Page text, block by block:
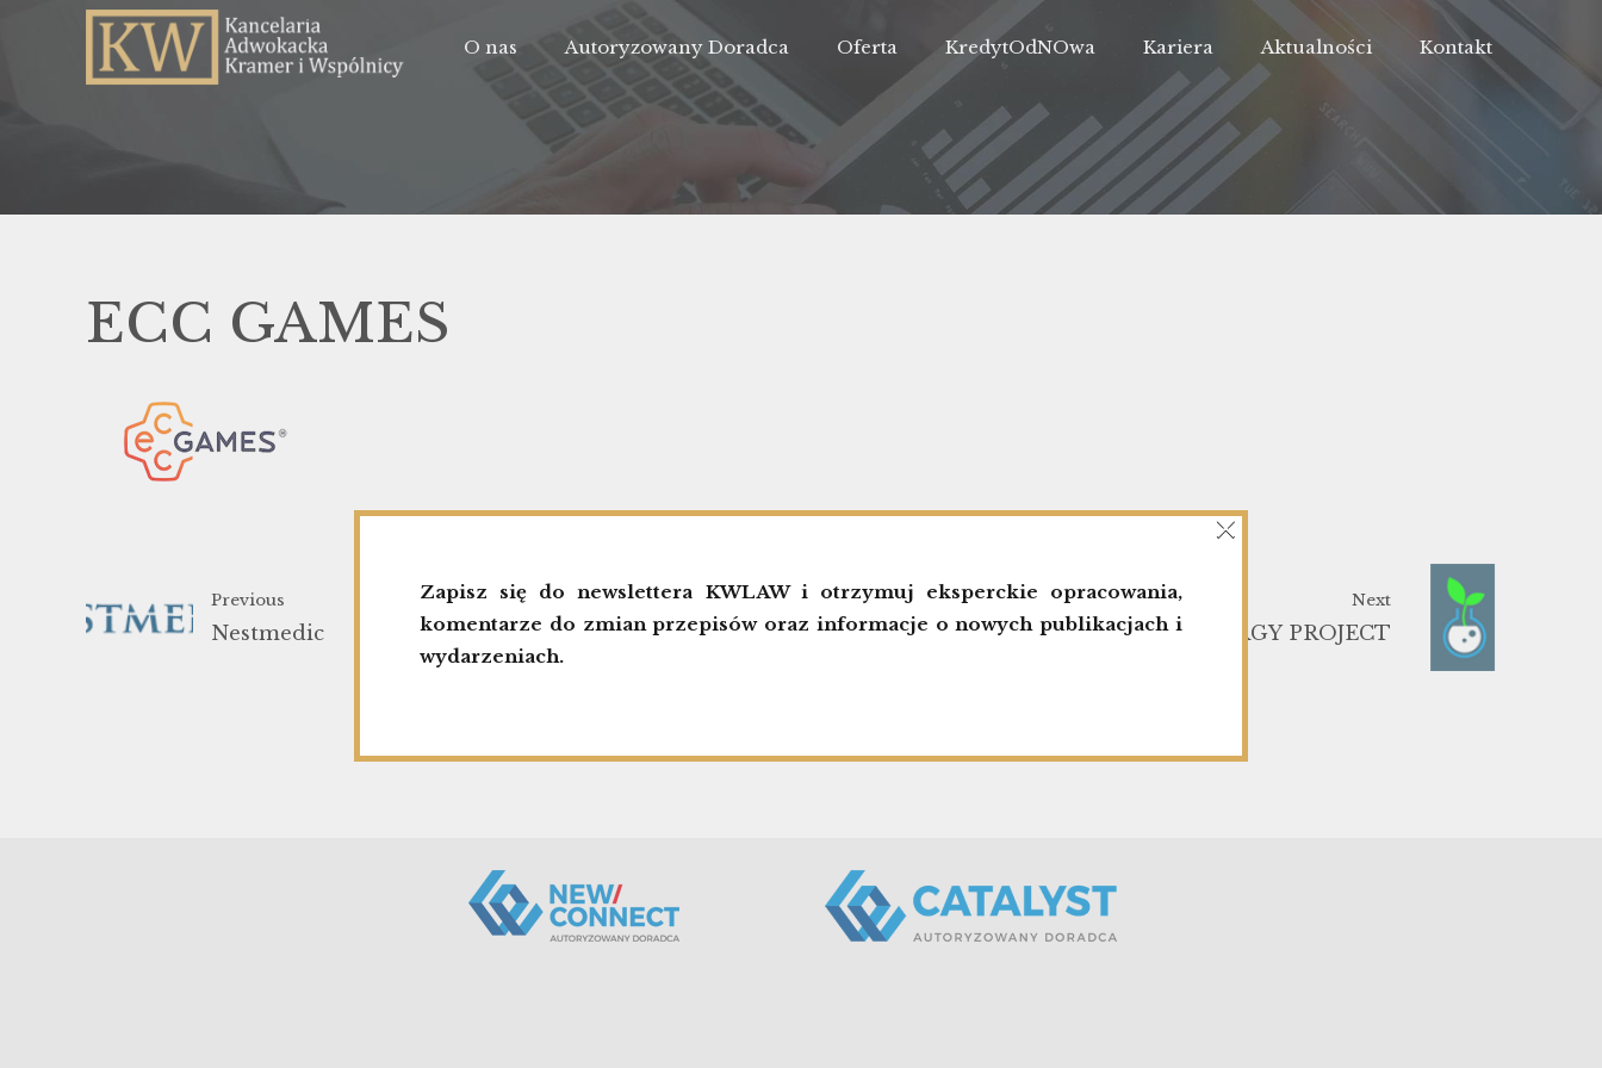
O nas Autoryzowany Doradca Oferta KredytOdNOwa Kariera Aktualności Kontakt
ECC GAMES
Previous
Nestmedic
Next
BIOMASS ENERGY PROJECT
Zapisz się do newslettera KWLAW i otrzymuj eksperckie opracowania,
komentarze do zmian przepisów oraz informacje o nowych publikacjach i
wydarzeniach.
×